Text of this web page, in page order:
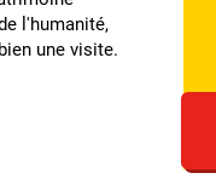
l'humanité,
une visite.